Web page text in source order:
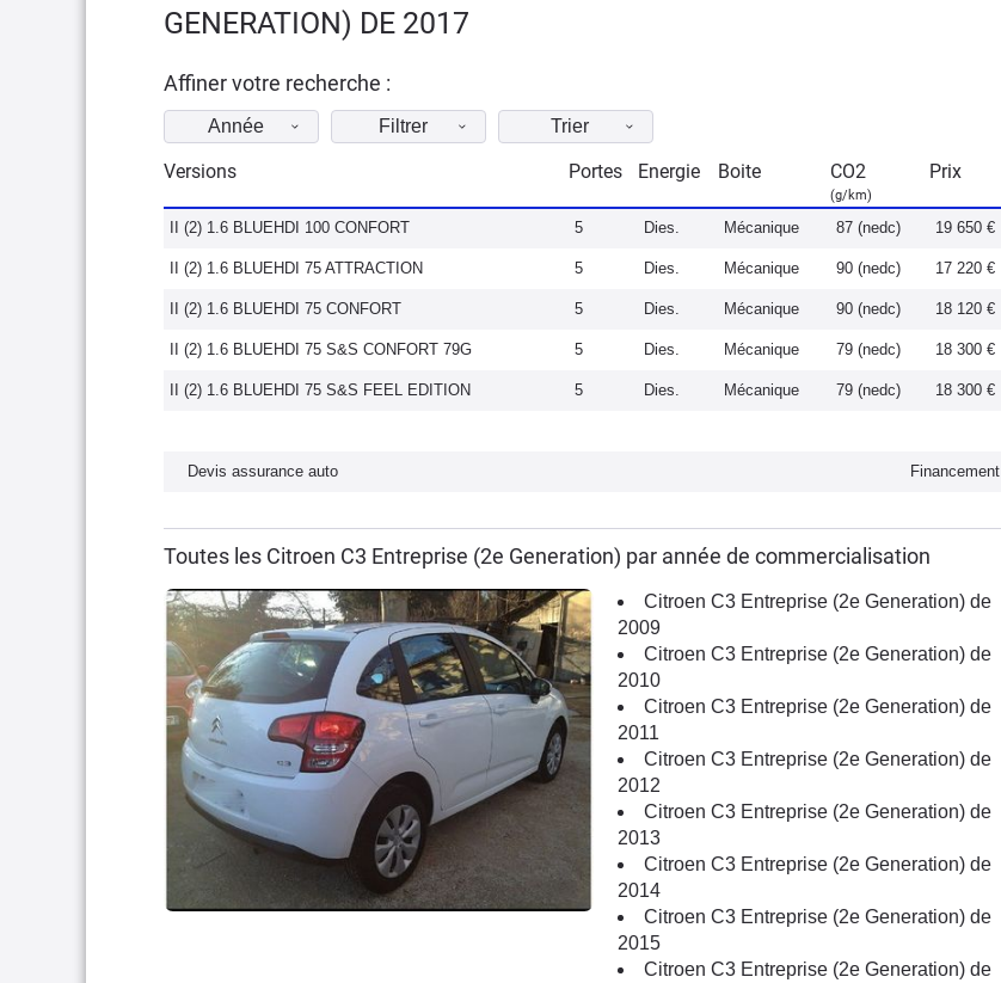
GENERATION) DE 2017
Affiner votre recherche :
Année Filtrer Trier
Versions Portes Energie Boite CO2
(g/km)
Prix
II (2) 1.6 BLUEHDI 100 CONFORT 5 Dies. Mécanique 87 (nedc) 19 650 €
II (2) 1.6 BLUEHDI 75 ATTRACTION 5 Dies. Mécanique 90 (nedc) 17 220 €
II (2) 1.6 BLUEHDI 75 CONFORT 5 Dies. Mécanique 90 (nedc) 18 120 €
II (2) 1.6 BLUEHDI 75 S&S CONFORT 79G 5 Dies. Mécanique 79 (nedc) 18 300 €
II (2) 1.6 BLUEHDI 75 S&S FEEL EDITION 5 Dies. Mécanique 79 (nedc) 18 300 €
Devis assurance auto Financement
Toutes les Citroen C3 Entreprise (2e Generation) par année de commercialisation
Citroen C3 Entreprise (2e Generation) de
2009
Citroen C3 Entreprise (2e Generation) de
2010
Citroen C3 Entreprise (2e Generation) de
2011
Citroen C3 Entreprise (2e Generation) de
2012
Citroen C3 Entreprise (2e Generation) de
2013
Citroen C3 Entreprise (2e Generation) de
2014
Citroen C3 Entreprise (2e Generation) de
2015
Citroen C3 Entreprise (2e Generation) de